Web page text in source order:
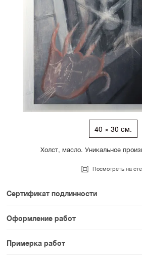
40 × 30 см.
Холст, масло. Уникальное
Посмотреть на
Сертификат подлинности
К каждому авторскому
прикладываем сертификат
раздела SAMPLE СЕРИЯ
Оформление работ
При покупке произведения вы
оплатить вариант оформления. На
Примерка работ